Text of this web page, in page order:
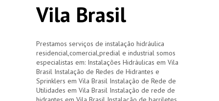
Vila Brasil
Prestamos serviços de instalação hidráulica
residencial,comercial,predial e industrial somos
especialistas em: Instalações Hidráulicas em Vila
Brasil Instalação de Redes de Hidrantes e
Sprinklers em Vila Brasil Instalação de Rede de
Utilidades em Vila Brasil Instalação de rede de